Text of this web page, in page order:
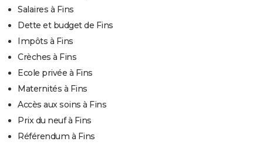
Salaires à Fins
Dette et budget de Fins
Impôts à Fins
Crèches à Fins
Ecole privée à Fins
Maternités à Fins
Accès aux soins à Fins
Prix du neuf à Fins
Référendum à Fins